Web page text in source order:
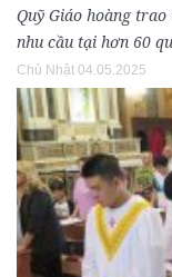
Quỹ Giáo hoàng
nhu cầu tại hơn 60
Chủ Nhật 04.05.2025